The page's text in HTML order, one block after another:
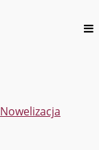
Nowelizacja